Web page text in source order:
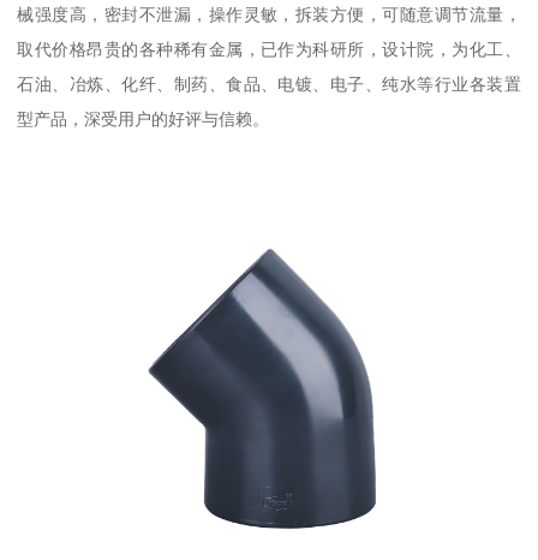
械强度高，密封不泄漏，操作灵敏，拆装方便，可随意调节流量，
取代价格昂贵的各种稀有金属，已作为科研所，设计院，为化工、
石油、冶炼、化纤、制药、食品、电镀、电子、纯水等行业各装置
型产品，深受用户的好评与信赖。